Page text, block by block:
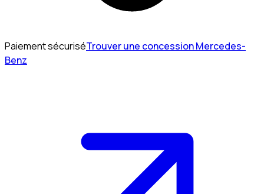
Paiement sécuriséTrouver une concession Mercedes-
Benz